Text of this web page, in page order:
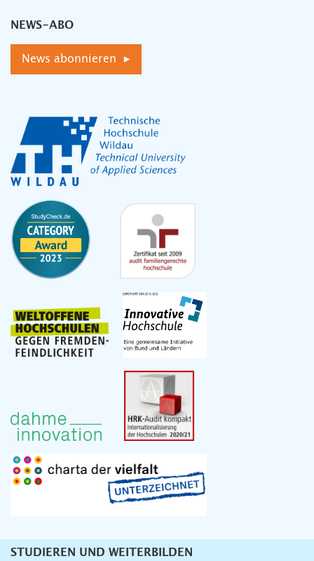
NEWS-ABO
News abonnieren ▸
Unternavigation
STUDIEREN UND WEITERBILDEN